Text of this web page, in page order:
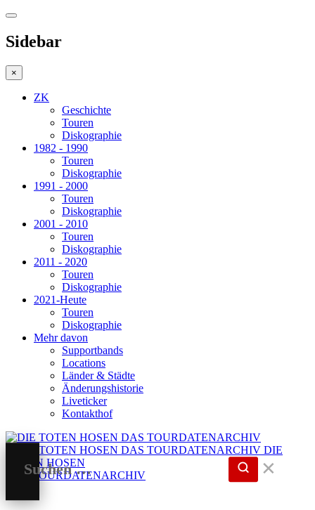
Sidebar
×
ZK
Geschichte
Touren
Diskographie
1982 - 1990
Touren
Diskographie
1991 - 2000
Touren
Diskographie
2001 - 2010
Touren
Diskographie
2011 - 2020
Touren
Diskographie
2021-Heute
Touren
Diskographie
Mehr davon
Supportbands
Locations
Länder & Städte
Änderungshistorie
Liveticker
Kontakthof
DIE
TOTEN HOSEN
DAS TOURDATENARCHIV
✕